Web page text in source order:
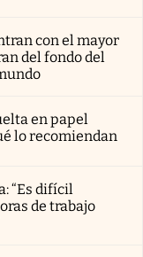
con el mayor
del fondo del
en papel
lo recomiendan
“Es difícil
de trabajo